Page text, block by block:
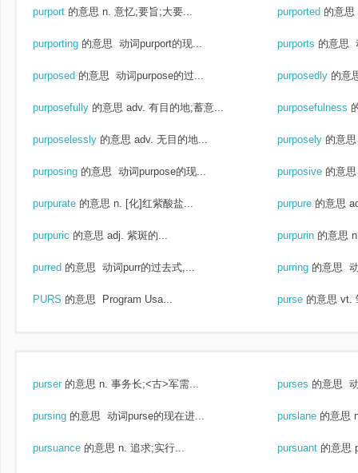
purport 的意思 n. 意忆;要旨;大要... purported 的意思
purporting 的意思 动词purport的现... purports 的意思
purposed 的意思 动词purpose的过... purposedly 的意
purposefully 的意思 adv. 有目的地;蓄意... purposefulness
purposelessly 的意思 adv. 无目的地... purposely 的意思
purposing 的意思 动词purpose的现... purposive 的意思
purpurate 的意思 n. [化]红紫酸盐... purpure 的意思
purpuric 的意思 adj. 紫斑的... purpurin 的意思
purred 的意思 动词purr的过去式,... purring 的意思
PURS 的意思 Program Usa... purse 的意思 vt.
purser 的意思 n. 事务长;<古>军需... purses 的意思
pursing 的意思 动词purse的现在进... purslane 的意思
pursuance 的意思 n. 追求;实行... pursuant 的意思